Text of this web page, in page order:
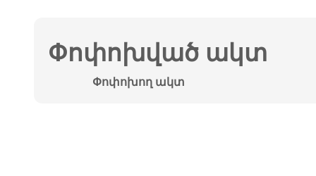
Փոփոխված ակտ
Փոփոխող ակտ